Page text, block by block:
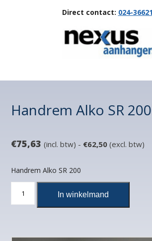
Direct contact: 024-
Handrem Alko SR 200
€75,63 (incl. btw) - €62,50 (excl. btw)
Handrem Alko SR 200
Handrem
Alko
SR
In winkelmand